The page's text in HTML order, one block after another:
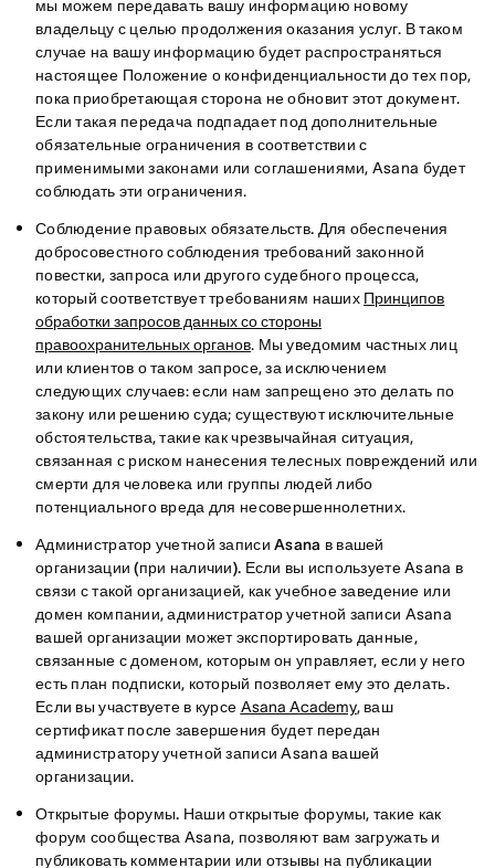
мы можем передавать вашу информацию новому
владельцу с целью продолжения оказания услуг. В таком
случае на вашу информацию будет распространяться
настоящее Положение о конфиденциальности до тех пор,
пока приобретающая сторона не обновит этот документ.
Если такая передача подпадает под дополнительные
обязательные ограничения в соответствии с
применимыми законами или соглашениями, Asana будет
соблюдать эти ограничения.
Соблюдение правовых обязательств. Для обеспечения
добросовестного соблюдения требований законной
повестки, запроса или другого судебного процесса,
который соответствует требованиям наших Принципов
обработки запросов данных со стороны
правоохранительных органов. Мы уведомим частных лиц
или клиентов о таком запросе, за исключением
следующих случаев: если нам запрещено это делать по
закону или решению суда; существуют исключительные
обстоятельства, такие как чрезвычайная ситуация,
связанная с риском нанесения телесных повреждений или
смерти для человека или группы людей либо
потенциального вреда для несовершеннолетних.
Администратор учетной записи Asana в вашей
организации (при наличии). Если вы используете Asana в
связи с такой организацией, как учебное заведение или
домен компании, администратор учетной записи Asana
вашей организации может экспортировать данные,
связанные с доменом, которым он управляет, если у него
есть план подписки, который позволяет ему это делать.
Если вы участвуете в курсе Asana Academy, ваш
сертификат после завершения будет передан
администратору учетной записи Asana вашей
организации.
Открытые форумы. Наши открытые форумы, такие как
форум сообщества Asana, позволяют вам загружать и
публиковать комментарии или отзывы на публикации